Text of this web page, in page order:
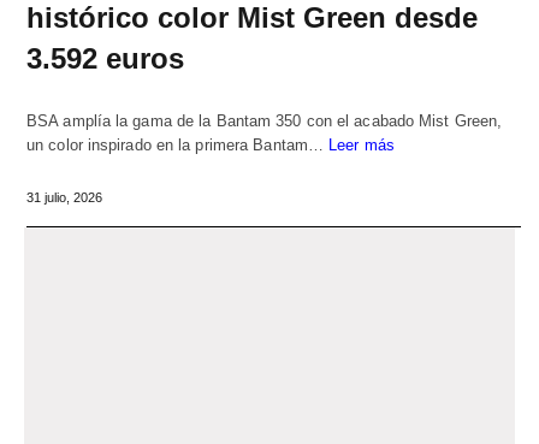
histórico color Mist Green desde
3.592 euros
BSA amplía la gama de la Bantam 350 con el acabado Mist Green,
un color inspirado en la primera Bantam… Leer más
31 julio, 2026